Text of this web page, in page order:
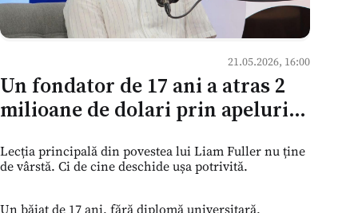
21.05.2026, 16:00
Un fondator de 17 ani a atras 2
milioane de dolari prin apeluri
cultura mentoratului în Moldova
Lecția principală din povestea lui Liam Fuller nu ține
de vârstă. Ci de cine deschide ușa potrivită.
Un băiat de 17 ani, fără diplomă universitară,